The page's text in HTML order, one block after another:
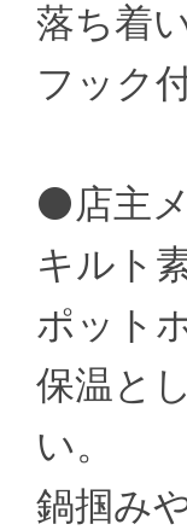
落ち着
フック
⚫店主
キルト
ポット
保温と
い。
鍋掴み